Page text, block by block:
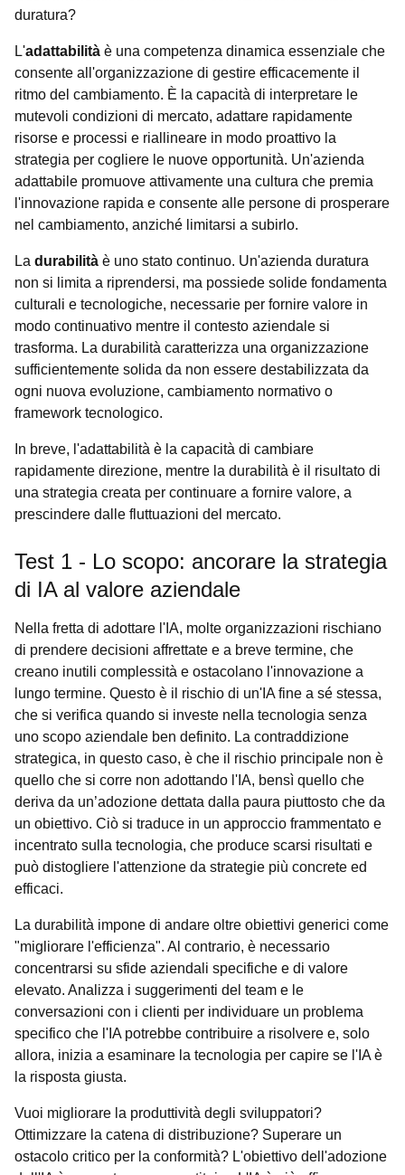
duratura?
L'adattabilità è una competenza dinamica essenziale che
consente all'organizzazione di gestire efficacemente il
ritmo del cambiamento. È la capacità di interpretare le
mutevoli condizioni di mercato, adattare rapidamente
risorse e processi e riallineare in modo proattivo la
strategia per cogliere le nuove opportunità. Un'azienda
adattabile promuove attivamente una cultura che premia
l'innovazione rapida e consente alle persone di prosperare
nel cambiamento, anziché limitarsi a subirlo.
La durabilità è uno stato continuo. Un'azienda duratura
non si limita a riprendersi, ma possiede solide fondamenta
culturali e tecnologiche, necessarie per fornire valore in
modo continuativo mentre il contesto aziendale si
trasforma. La durabilità caratterizza una organizzazione
sufficientemente solida da non essere destabilizzata da
ogni nuova evoluzione, cambiamento normativo o
framework tecnologico.
In breve, l'adattabilità è la capacità di cambiare
rapidamente direzione, mentre la durabilità è il risultato di
una strategia creata per continuare a fornire valore, a
prescindere dalle fluttuazioni del mercato.
Test 1 - Lo scopo: ancorare la strategia
di IA al valore aziendale
Nella fretta di adottare l'IA, molte organizzazioni rischiano
di prendere decisioni affrettate e a breve termine, che
creano inutili complessità e ostacolano l'innovazione a
lungo termine. Questo è il rischio di un'IA fine a sé stessa,
che si verifica quando si investe nella tecnologia senza
uno scopo aziendale ben definito. La contraddizione
strategica, in questo caso, è che il rischio principale non è
quello che si corre non adottando l'IA, bensì quello che
deriva da un’adozione dettata dalla paura piuttosto che da
un obiettivo. Ciò si traduce in un approccio frammentato e
incentrato sulla tecnologia, che produce scarsi risultati e
può distogliere l'attenzione da strategie più concrete ed
efficaci.
La durabilità impone di andare oltre obiettivi generici come
"migliorare l'efficienza". Al contrario, è necessario
concentrarsi su sfide aziendali specifiche e di valore
elevato. Analizza i suggerimenti del team e le
conversazioni con i clienti per individuare un problema
specifico che l'IA potrebbe contribuire a risolvere e, solo
allora, inizia a esaminare la tecnologia per capire se l'IA è
la risposta giusta.
Vuoi migliorare la produttività degli sviluppatori?
Ottimizzare la catena di distribuzione? Superare un
ostacolo critico per la conformità? L'obiettivo dell'adozione